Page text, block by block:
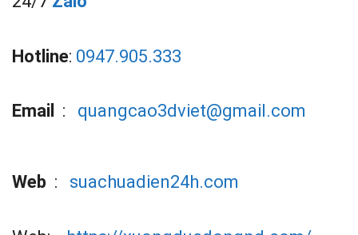
Hotline: 0947.905.333
Email : quangcao3dviet@gmail.com
Web : suachuadien24h.com